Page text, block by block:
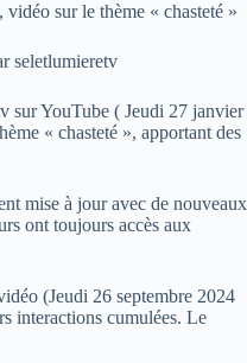
sur le thème « chasteté »
seletlumieretv
sur YouTube ( Jeudi 27 janvier
« chasteté », apportant des
mise à jour avec de nouveaux
ont toujours accès aux
(Jeudi 26 septembre 2024
interactions cumulées. Le